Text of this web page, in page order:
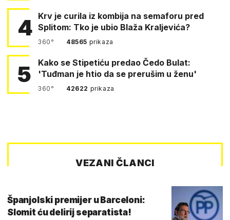
4 Krv je curila iz kombija na semaforu pred
Splitom: Tko je ubio Blaža Kraljevića?
360° 48565 prikaza
5
Kako se Stipetiću predao Čedo Bulat:
'Tuđman je htio da se prerušim u ženu'
360° 42622 prikaza
VEZANI ČLANCI
Španjolski premijer u Barceloni:
Slomit ću delirij separatista!